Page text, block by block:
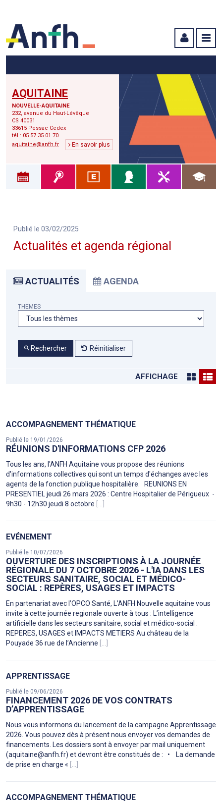
AQUITAINE
NOUVELLE-AQUITAINE
232, avenue du Haut-Lévêque
CS 40031
33615 Pessac Cedex
tél : 05 57 35 01 70
aquitaine@anfh.fr
En savoir plus
Publié le 03/02/2025
Actualités et agenda régional
ACTUALITÉS AGENDA
THEMES
Rechercher Réinitialiser
AFFICHAGE
ACCOMPAGNEMENT THÉMATIQUE
Publié le 19/01/2026
RÉUNIONS D'INFORMATIONS CFP 2026
Tous les ans, l'ANFH Aquitaine vous propose des réunions
d'informations collectives qui sont un temps d'échanges avec les
agents de la fonction publique hospitalière. REUNIONS EN
PRESENTIEL jeudi 26 mars 2026 : Centre Hospitalier de Périgueux -
9h30 - 12h30 jeudi 8 octobre [...]
EVÉNEMENT
Publié le 10/07/2026
OUVERTURE DES INSCRIPTIONS À LA JOURNÉE
RÉGIONALE DU 7 OCTOBRE 2026 - L'IA DANS LES
SECTEURS SANITAIRE, SOCIAL ET MÉDICO-
SOCIAL : REPÈRES, USAGES ET IMPACTS
En partenariat avec l’OPCO Santé, L’ANFH Nouvelle aquitaine vous
invite à cette journée regionale ouverte à tous : L’intelligence
artificielle dans les secteurs sanitaire, social et médico-social :
REPERES, USAGES et IMPACTS METIERS Au château de la
Pouyade 36 rue de l’Ancienne [...]
APPRENTISSAGE
Publié le 09/06/2026
FINANCEMENT 2026 DE VOS CONTRATS
D’APPRENTISSAGE
Nous vous informons du lancement de la campagne Apprentissage
2026. Vous pouvez dès à présent nous envoyer vos demandes de
financements. Les dossiers sont à envoyer par mail uniquement
(aquitaine@anfh.fr) et devront être constitués de : • La demande
de prise en charge « [...]
ACCOMPAGNEMENT THÉMATIQUE